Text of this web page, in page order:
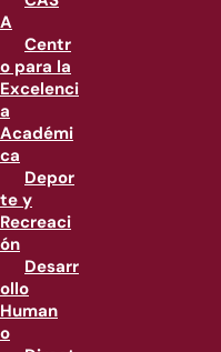
A
Centr
o para la
Excelenci
a
Académi
ca
Depor
te y
Recreaci
ón
Desarr
ollo
Human
o